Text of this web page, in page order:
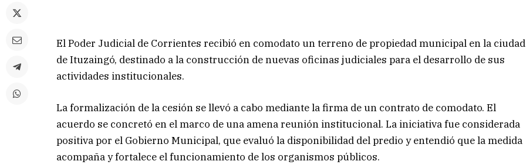
El Poder Judicial de Corrientes recibió en comodato un terreno de propiedad municipal en la ciudad
de Ituzaingó, destinado a la construcción de nuevas oficinas judiciales para el desarrollo de sus
actividades institucionales.
La formalización de la cesión se llevó a cabo mediante la firma de un contrato de comodato. El
acuerdo se concretó en el marco de una amena reunión institucional. La iniciativa fue considerada
positiva por el Gobierno Municipal, que evaluó la disponibilidad del predio y entendió que la medida
acompaña y fortalece el funcionamiento de los organismos públicos.